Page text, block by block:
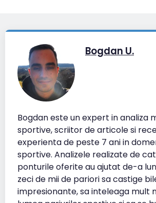
Bogdan U.
Bogdan este un expert in analiza
sportive, scriitor de articole si
experienta de peste 7 ani in
sportive. Analizele realizate de
ponturile oferite au ajutat de-a
zeci de mii de pariori sa castige
impresionante, sa inteleaga mult